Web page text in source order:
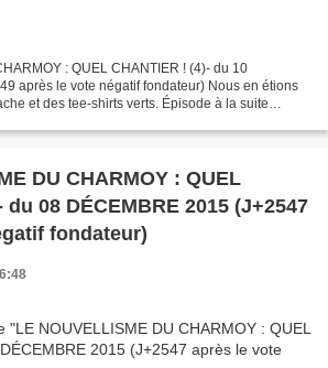
: QUEL CHANTIER ! (4)- du 10
après le vote négatif fondateur) Nous en étions
et des tee-shirts verts. Épisode à la suite
DU CHARMOY : QUEL
du 08 DÉCEMBRE 2015 (J+2547
fondateur)